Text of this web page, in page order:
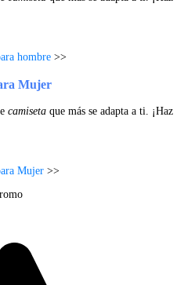
hombre >>
Mujer
camiseta que más se adapta a ti. ¡Haz
Mujer >>